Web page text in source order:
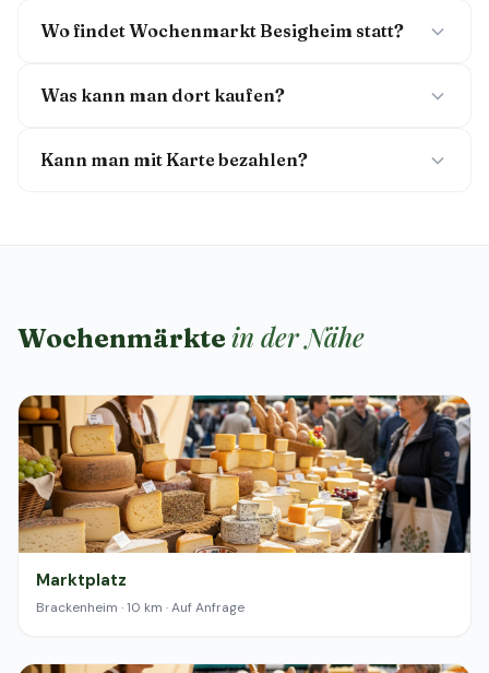
Wo findet Wochenmarkt Besigheim statt?
Was kann man dort kaufen?
Kann man mit Karte bezahlen?
Wochenmärkte in der Nähe
Marktplatz
Brackenheim · 10 km · Auf Anfrage